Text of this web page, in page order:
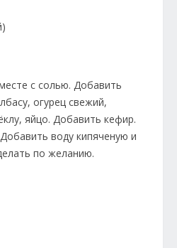
с солью. Добавить
огурец свежий,
яйцо. Добавить кефир.
воду кипяченую и
по желанию.